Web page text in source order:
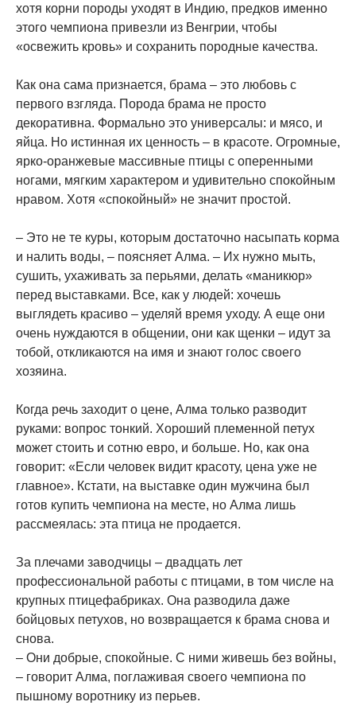
хотя корни породы уходят в Индию, предков именно
этого чемпиона привезли из Венгрии, чтобы
«освежить кровь» и сохранить породные качества.
Как она сама признается, брама – это любовь с
первого взгляда. Порода брама не просто
декоративна. Формально это универсалы: и мясо, и
яйца. Но истинная их ценность – в красоте. Огромные,
ярко-оранжевые массивные птицы с оперенными
ногами, мягким характером и удивительно спокойным
нравом. Хотя «спокойный» не значит простой.
– Это не те куры, которым достаточно насыпать корма
и налить воды, – поясняет Алма. – Их нужно мыть,
сушить, ухаживать за перьями, делать «маникюр»
перед выставками. Все, как у людей: хочешь
выглядеть красиво – уделяй время уходу. А еще они
очень нуждаются в общении, они как щенки – идут за
тобой, откликаются на имя и знают голос своего
хозяина.
Когда речь заходит о цене, Алма только разводит
руками: вопрос тонкий. Хороший племенной петух
может стоить и сотню евро, и больше. Но, как она
говорит: «Если человек видит красоту, цена уже не
главное». Кстати, на выставке один мужчина был
готов купить чемпиона на месте, но Алма лишь
рассмеялась: эта птица не продается.
За плечами заводчицы – двадцать лет
профессиональной работы с птицами, в том числе на
крупных птицефабриках. Она разводила даже
бойцовых петухов, но возвращается к брама снова и
снова.
– Они добрые, спокойные. С ними живешь без войны,
– говорит Алма, поглаживая своего чемпиона по
пышному воротнику из перьев.